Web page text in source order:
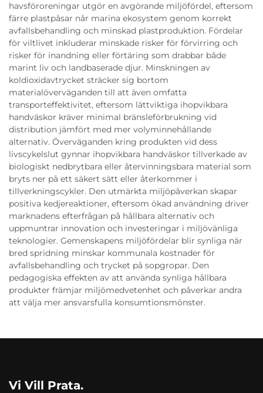
havsföroreningar utgör en avgörande miljöfördel, eftersom
färre plastpåsar når marina ekosystem genom korrekt
avfallsbehandling och minskad plastproduktion. Fördelar
för viltlivet inkluderar minskade risker för förvirring och
risker för inandning eller förtäring som drabbar både
marint liv och landbaserade djur. Minskningen av
koldioxidavtrycket sträcker sig bortom
materialöverväganden till att även omfatta
transporteffektivitet, eftersom lättviktiga ihopvikbara
handväskor kräver minimal bränsleförbrukning vid
distribution jämfört med mer volyminnehållande
alternativ. Överväganden kring produkten vid dess
livscykelslut gynnar ihopvikbara handväskor tillverkade av
biologiskt nedbrytbara eller återvinningsbara material som
bryts ner på ett säkert sätt eller återkommer i
tillverkningscykler. Den utmärkta miljöpåverkan skapar
positiva kedjereaktioner, eftersom ökad användning driver
marknadens efterfrågan på hållbara alternativ och
uppmuntrar innovation och investeringar i miljövänliga
teknologier. Gemenskapens miljöfördelar blir synliga när
bred spridning minskar kommunala kostnader för
avfallsbehandling och trycket på sopgropar. Den
pedagogiska effekten av att använda synliga hållbara
produkter främjar miljömedvetenhet och påverkar andra
att välja mer ansvarsfulla konsumtionsmönster.
Vi Vill Prata.